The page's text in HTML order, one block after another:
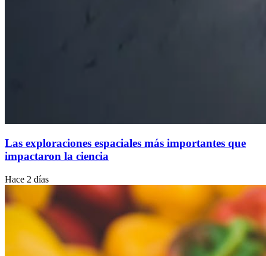
Las exploraciones espaciales más importantes que
impactaron la ciencia
Hace 2 días